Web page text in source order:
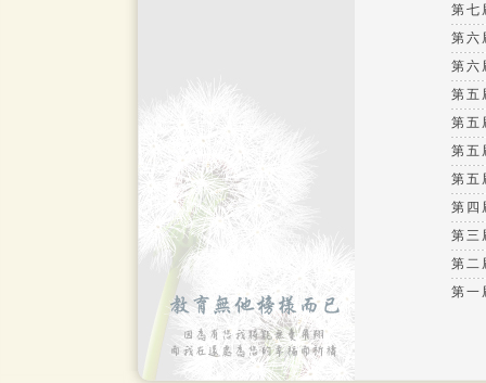
第七
第六
第六
第五
第五
第五
第五
第四
第三
第二
第一